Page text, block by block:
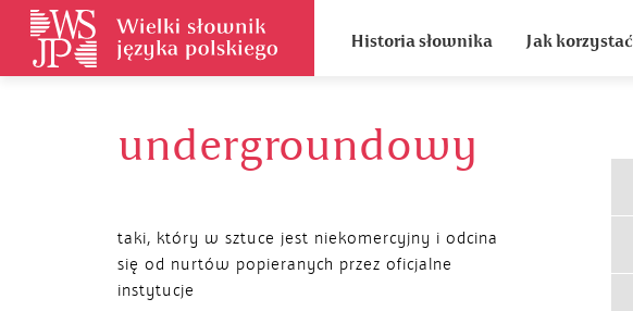
Historia słownika Jak korzystać
undergroundowy
taki, który w sztuce jest niekomercyjny i odcina
się od nurtów popieranych przez oficjalne
instytucje